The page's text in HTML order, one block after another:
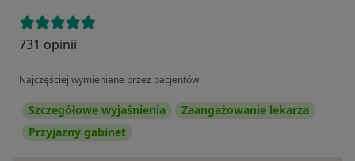
731 opinii
Najczęściej wymieniane przez pacjentów
Szczegółowe wyjaśnienia
Zaangażowanie lekarza
Przyjazny gabinet